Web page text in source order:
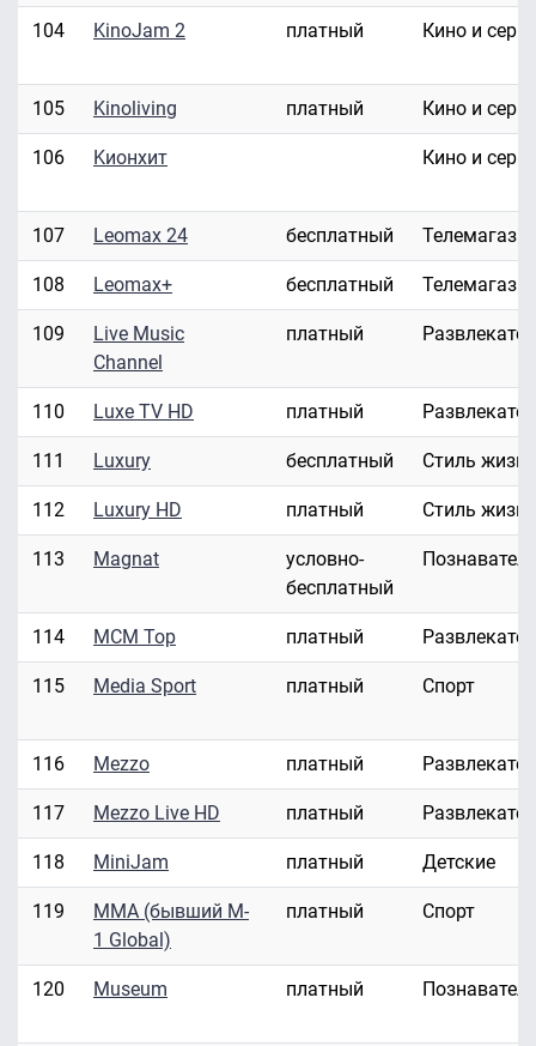
104 KinoJam 2 платный Кино и
105 Kinoliving платный Кино и
106 Kионхит Кино и
107 Leomax 24 бесплатный
108 Leomax+ бесплатный
109
Live Music
Channel
платный
110 Luxe TV HD платный
111 Luxury бесплатный Стиль жизни
112 Luxury HD платный Стиль жизни
113 Magnat
условно-
бесплатный
114 MCM Top платный
115 Media Sport платный Спорт
116 Mezzo платный
117 Mezzo Live HD платный
118 MiniJam платный Детские
119
MMA (бывший M-
1 Global)
платный Спорт
120 Museum платный